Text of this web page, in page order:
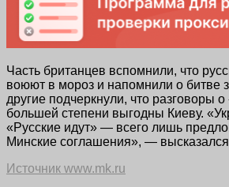
Часть британцев вспомнили, что
воюют в мороз и напомнили о битве
другие подчеркнули, что разговоры о
большей степени выгодны Киеву.
«Русские идут» — всего лишь
Минские соглашения», —
Источник www.mk.ru